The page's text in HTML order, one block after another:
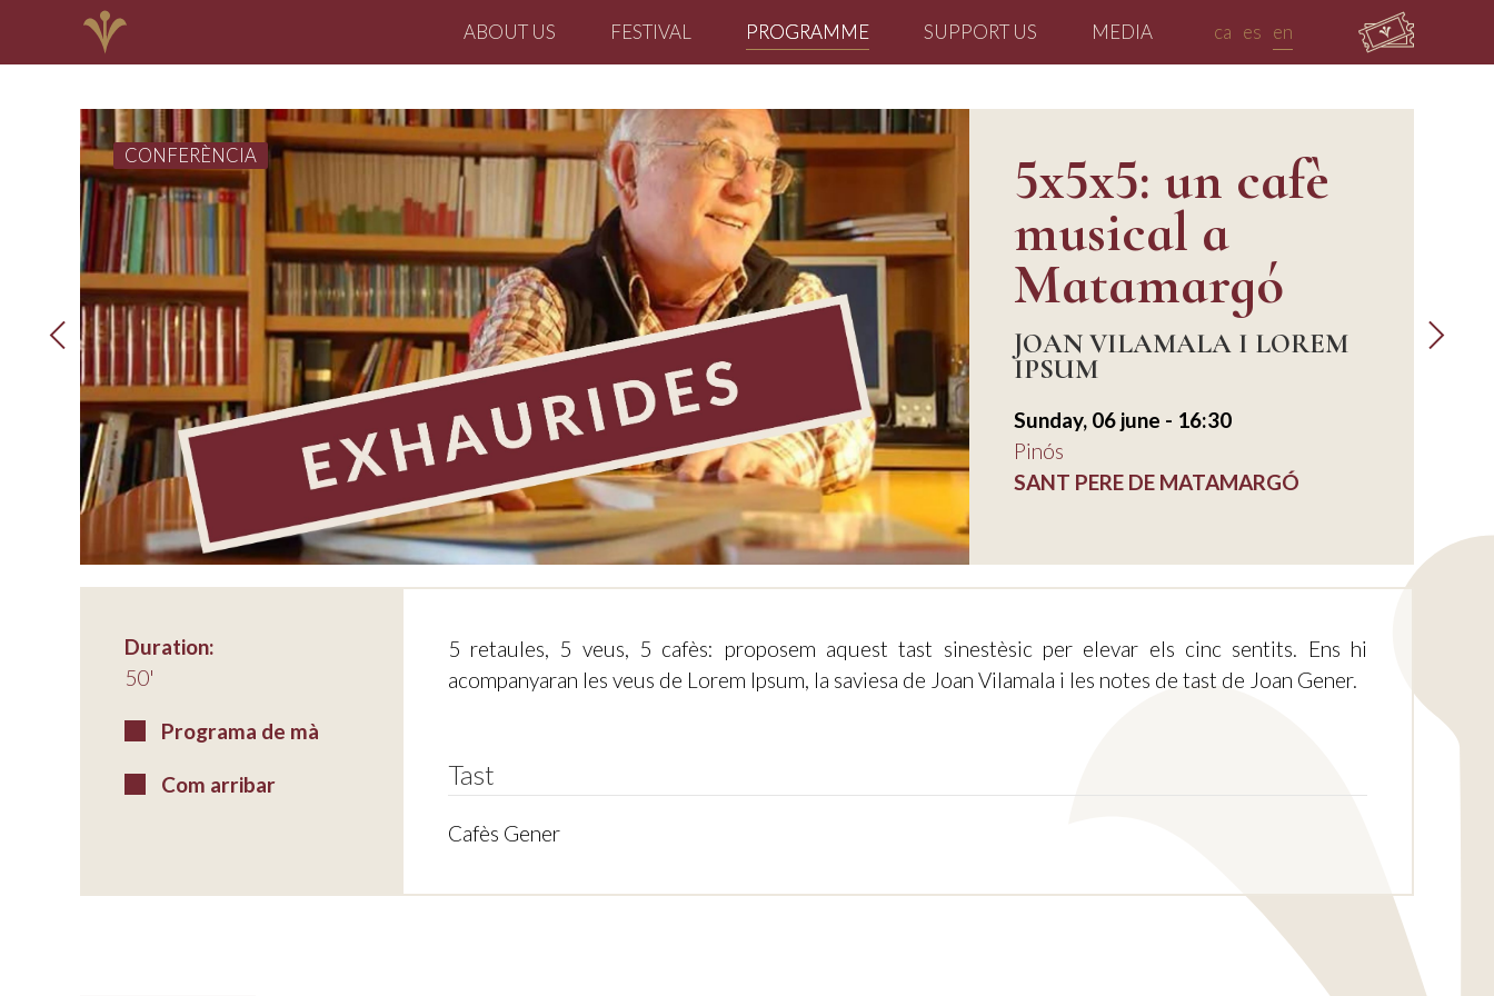
ABOUT US FESTIVAL PROGRAMME SUPPORT US MEDIA ca es en
CONFERÈNCIA 5x5x5: un cafè
musical a
Matamargó
JOAN VILAMALA I LOREM
IPSUM
Sunday, 06 june - 16:30
Pinós
SANT PERE DE MATAMARGÓ
Duration:
50'
Programa de mà
Com arribar
5 retaules, 5 veus, 5 cafès: proposem aquest tast sinestèsic per elevar els cinc sentits. Ens hi
acompanyaran les veus de Lorem Ipsum, la saviesa de Joan Vilamala i les notes de tast de Joan Gener.
Tast
Cafès Gener